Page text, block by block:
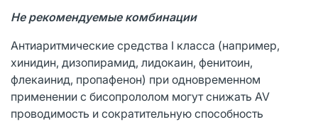
Не рекомендуемые комбинации
Антиаритмические средства I класса (например,
хинидин, дизопирамид, лидокаин, фенитоин,
флекаинид, пропафенон) при одновременном
применении с бисопрололом могут снижать AV
проводимость и сократительную способность